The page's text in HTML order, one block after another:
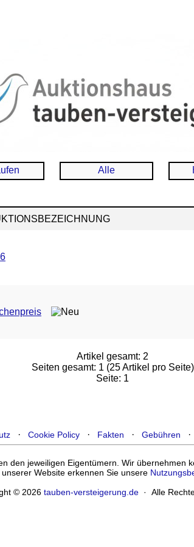
Alle
Artikel gesamt: 2
Seiten gesamt: 1 (25 Artikel pro Seite)
Seite: 1
· Cookie Policy · Fakten · Gebühren ·
den jeweiligen Eigentümern. Wir übernehmen
Website erkennen Sie unsere
© 2026 tauben-versteigerung.de· Alle Rechte